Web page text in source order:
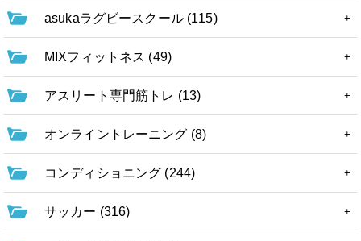
asukaラグビースクール (115)
MIXフィットネス (49)
アスリート専門筋トレ (13)
オンライントレーニング (8)
コンディショニング (244)
サッカー (316)